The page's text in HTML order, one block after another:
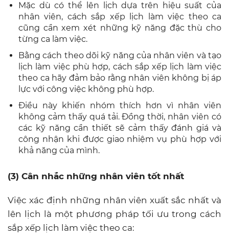
Mặc dù có thể lên lịch dựa trên hiệu suất của
nhân viên, cách sắp xếp lịch làm việc theo ca
cũng cần xem xét những kỹ năng đặc thù cho
từng ca làm việc.
Bằng cách theo dõi kỹ năng của nhân viên và tạo
lịch làm việc phù hợp, cách sắp xếp lịch làm việc
theo ca hãy đảm bảo rằng nhân viên không bị áp
lực với công việc không phù hợp.
Điều này khiến nhóm thích hơn vì nhân viên
không cảm thấy quá tải. Đồng thời, nhân viên có
các kỹ năng cần thiết sẽ cảm thấy đánh giá và
công nhận khi được giao nhiệm vụ phù hợp với
khả năng của mình.
(3) Cân nhắc những nhân viên tốt nhất
Việc xác định những nhân viên xuất sắc nhất và
lên lịch
là một phương pháp tối ưu trong cách
sắp xếp lịch làm việc theo ca: